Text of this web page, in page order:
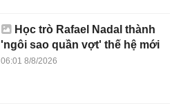
Học trò Rafael Nadal thành
'ngôi sao quần vợt' thế hệ mới
06:01 8/8/2026